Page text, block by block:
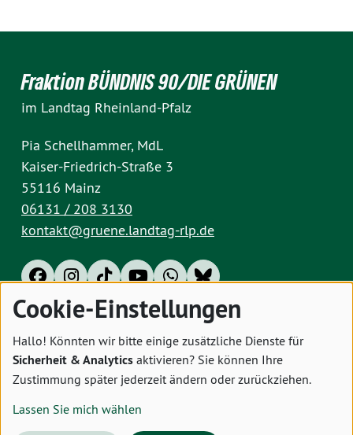
Fraktion BÜNDNIS 90/DIE GRÜNEN
im Landtag Rheinland-Pfalz
Pia Schellhammer, MdL
Kaiser-Friedrich-Straße 3
55116 Mainz
06131 / 208 3130
kontakt@gruene.landtag-rlp.de
Impressum Datenschutz Cookies
Cookie-Einstellungen
Hallo! Könnten wir bitte einige zusätzliche Dienste für
Sicherheit & Analytics aktivieren? Sie können Ihre
Zustimmung später jederzeit ändern oder zurückziehen.
Lassen Sie mich wählen